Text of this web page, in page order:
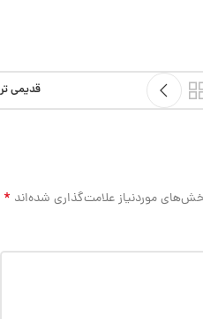
قدیمی تر
موردنیاز علامت‌گذاری شده‌اند *